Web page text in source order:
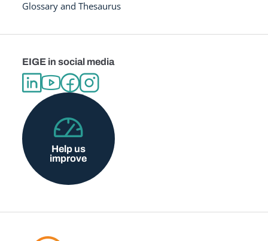
Glossary and Thesaurus
EIGE in social media
Help us
improve